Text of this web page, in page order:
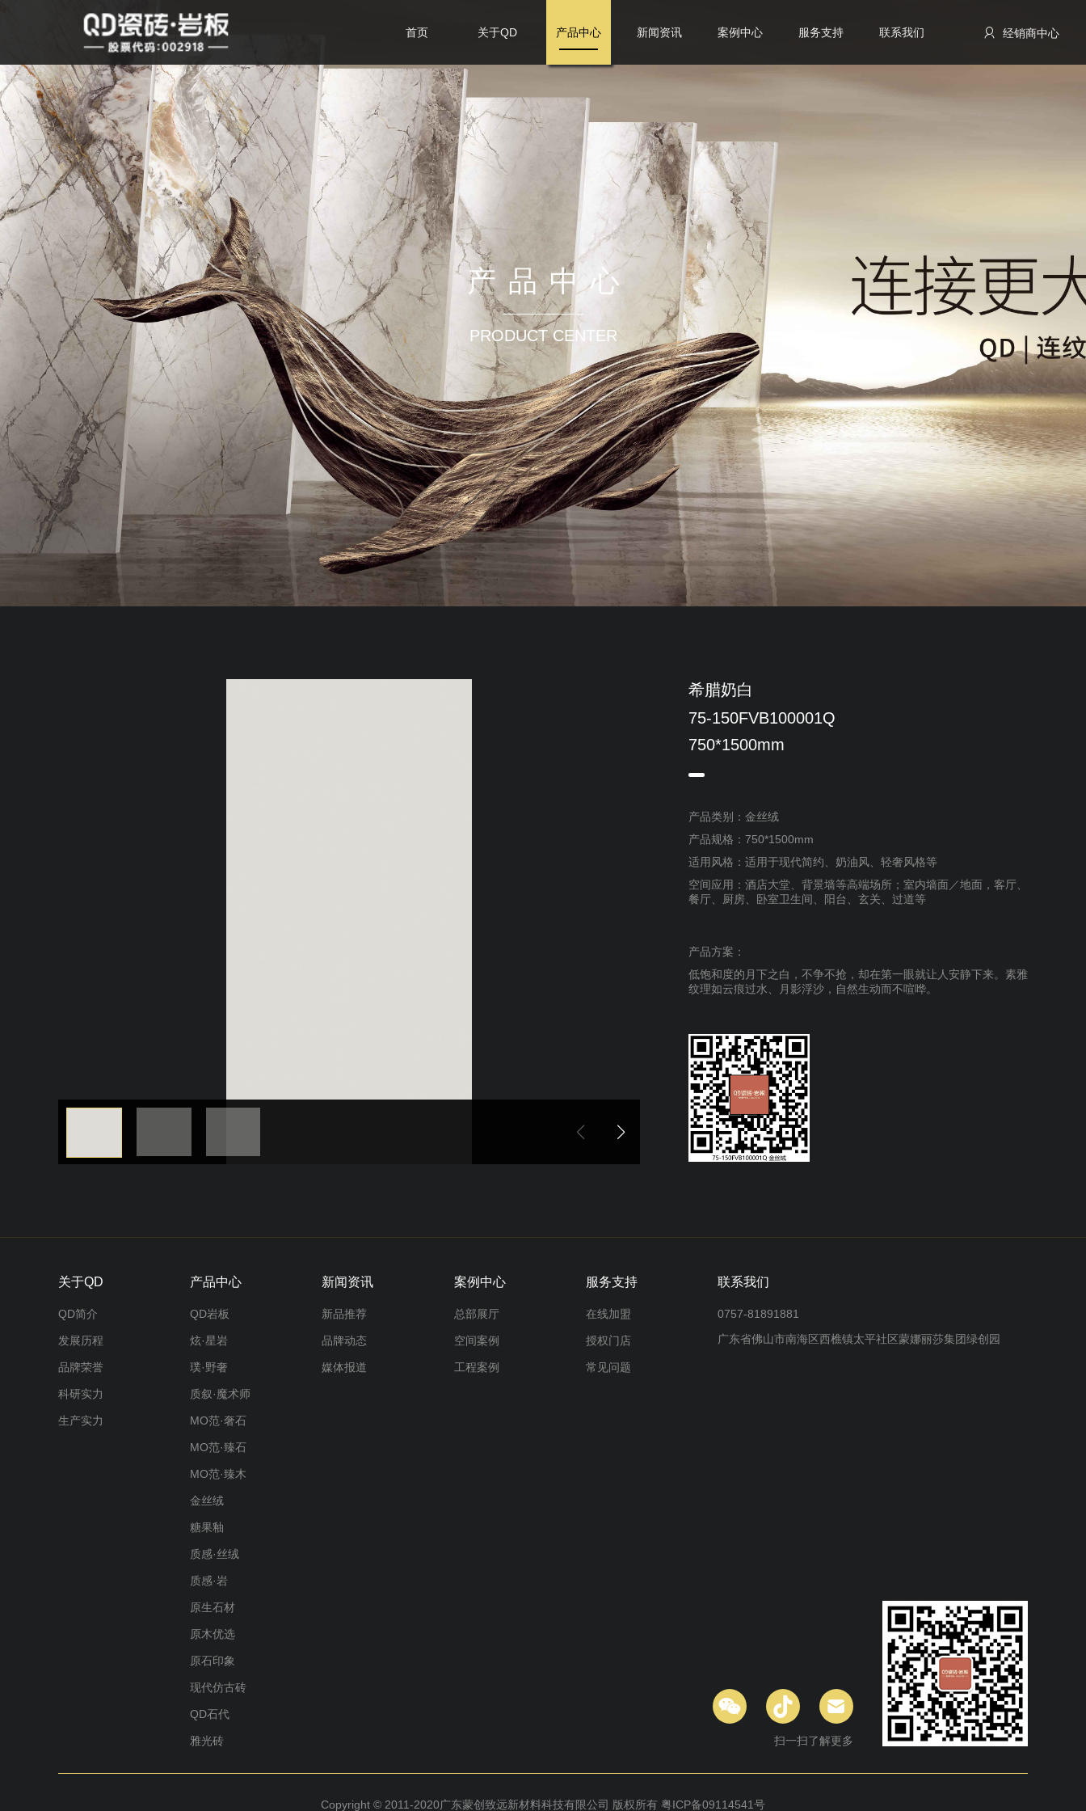
首页 关于QD 产品中心 新闻资讯 案例中心 服务支持 联系我们 经销商中心
产品中心
PRODUCT CENTER
希腊奶白
75-150FVB100001Q
750*1500mm
产品类别：金丝绒
产品规格：750*1500mm
适用风格：适用于现代简约、奶油风、轻奢风格等
空间应用：酒店大堂、背景墙等高端场所；室内墙面／地面，客厅、
餐厅、厨房、卧室卫生间、阳台、玄关、过道等
产品方案：
低饱和度的月下之白，不争不抢，却在第一眼就让人安静下来。素雅
纹理如云痕过水、月影浮沙，自然生动而不喧哗。
关于QD
QD简介
发展历程
品牌荣誉
科研实力
生产实力
产品中心
QD岩板
炫·星岩
璞·野奢
质叙·魔术师
MO范·奢石
MO范·臻石
MO范·臻木
金丝绒
糖果釉
质感·丝绒
质感·岩
原生石材
原木优选
原石印象
现代仿古砖
QD石代
雅光砖
新闻资讯
新品推荐
品牌动态
媒体报道
案例中心
总部展厅
空间案例
工程案例
服务支持
在线加盟
授权门店
常见问题
联系我们
0757-81891881
广东省佛山市南海区西樵镇太平社区蒙娜丽莎集团绿创园
扫一扫了解更多
Copyright © 2011-2020广东蒙创致远新材料科技有限公司 版权所有 粤ICP备09114541号